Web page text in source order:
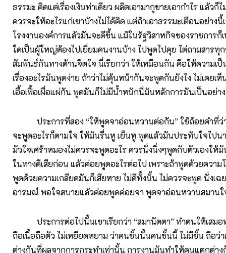
ธรรมะ คิดแต่เรื่องเงินท่าเดียว ผลิตเอามากูขายเอากำไร แล้วก็
ควรจะให้อะไรแก่เขาบ้างไม่ได้คิด แต่ถ้าเอาธรรมะเตือนอย่างนี้
โรงงานองค์การแล้วมันจะดีขึ้น แม้ในรัฐวิสาหกิจของราชการก็
ใดเป็นผู้ใหญ่ต้องไปเยี่ยมคนงานบ้าง ไปพูดไปคุย ไต่ถามสารทุ
สัมพันธ์กันทางด้านจิตใจ นี่เรียกว่า ให้เหมือนกัน คือให้ความเป็
เรื่องอะไรมันพูดง่าย ถ้าว่าไม่คุ้นหน้ากันจะพูดกันยังไง ไม่เคยเห็
เอื้อเฟื้อเผื่อแผ่กัน พูดมันก็ไม่มีน้ำหนักนี่มันหลักการมันเป็นอย่า
ประการที่สอง “ให้พูดจาอ่อนหวานต่อกัน” ใช้ถ้อยคำที่ว่
จะพูดอะไรก็ตามใจ ให้มันรื่นหู เย็นหู พูดแล้วมันประทับใจไปน
มัวใจเศร้าหมองไม่ควรจะพูดอะไร ควรนั่งนิ่งๆพูดกับตัวเองให้
ในทางดีเสียก่อน แล้วค่อยพูดอะไรต่อไป เพราะถ้าพูดด้วยความ
พูดด้วยความเกลียดมันก็เสียหาย ไม่ดีทั้งนั้น ไม่ควรจะพูด นั่งเฉ
อารมณ์ พอใจสบายแล้วค่อยพูดค่อยจา พูดจาอ่อนหวานสมาน
ประการต่อไปนั้นเขาเรียกว่า “สมานัตตา” ทำตนให้เสมอ
ถือเนื้อถือตัว ไม่เหยียดหยาม ว่าคนชั้นนั้นคนชั้นนี้ ไม่มีชั้น ถือว่
ต่างกันที่ผลจากการกระทำเท่านั้น การงานมันทำให้คนแตกต่าง